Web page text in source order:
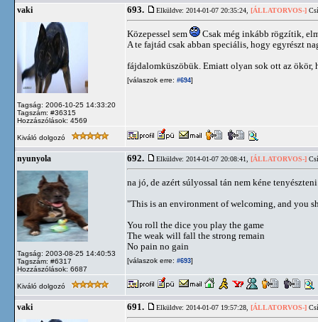
vaki
Tagság: 2006-10-25 14:33:20
Tagszám: #36315
Hozzászólások: 4569
693. Elküldve: 2014-01-07 20:35:24, [ÁLLATORVOS-]
Közepessel sem
Csak még inkább rögzítik,
A te fajtád csak abban speciális, hogy egyrészt
fájdalomküszöbük. Emiatt olyan sok ott az
[válaszok erre: #694]
Kiváló dolgozó
nyunyola
Tagság: 2003-08-25 14:40:53
Tagszám: #6317
Hozzászólások: 6687
692. Elküldve: 2014-01-07 20:08:41, [ÁLLATORVOS-]
na jó, de azért súlyossal tán nem kéne
"This is an environment of welcoming, and you
You roll the dice you play the game
The weak will fall the strong remain
No pain no gain
[válaszok erre: #693]
Kiváló dolgozó
vaki 691. Elküldve: 2014-01-07 19:57:28, [ÁLLATORVOS-]